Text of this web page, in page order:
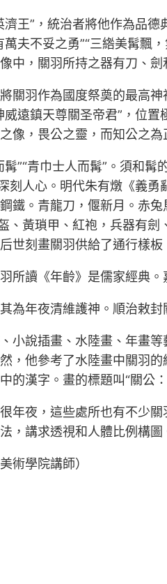
王”，統治者將他作為品
萬夫不妥之勇”“三綹美髯飄
中，關羽所持之器有刀、劍
關羽作為國度祭奠的最高
遠鎮天尊關圣帝君”，位
像，畏公之靈，而知公之
”“青巾士人而髯”。須和
刻人心。明代朱有燉《義
鐵。青龍刀，偃新月。赤
、黃瑣甲、紅袍，兵器有
世刻畫關羽供給了通行樣
所讀《年齡》是儒家經典
為年夜清維護神。順治敕
小說插畫、水陸畫、年畫
，他參考了水陸畫中關羽
的漢字。畫的標題叫“關公
年夜，這些處所也有不少
，講求透視和人體比例構
術學院講師）